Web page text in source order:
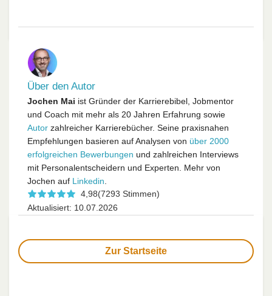
Über den Autor
Jochen Mai ist Gründer der Karrierebibel, Jobmentor
und Coach mit mehr als 20 Jahren Erfahrung sowie
Autor zahlreicher Karrierebücher. Seine praxisnahen
Empfehlungen basieren auf Analysen von über 2000
erfolgreichen Bewerbungen und zahlreichen Interviews
mit Personalentscheidern und Experten. Mehr von
Jochen auf Linkedin.
4,98(7293 Stimmen)
Aktualisiert: 10.07.2026
Zur Startseite